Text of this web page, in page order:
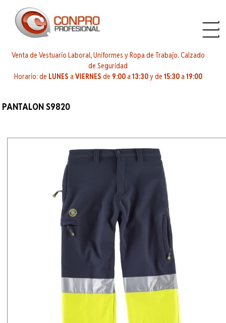
Venta de Vestuario Laboral, Uniformes y Ropa de Trabajo. Calzado
de Seguridad
Horario: de LUNES aVIERNES de 9:00a13:30y de 15:30a19:00
PANTALON S9820